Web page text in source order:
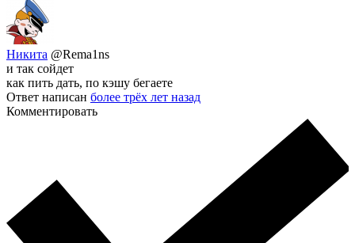
Никита @Rema1ns
и так сойдет
как пить дать, по кэшу бегаете
Ответ написан более трёх лет назад
Комментировать